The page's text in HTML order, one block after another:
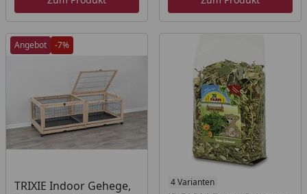
Angebot -7%
TRIXIE Indoor Gehege,
Produkt am Lager 4 Varianten
Produkt am Lager